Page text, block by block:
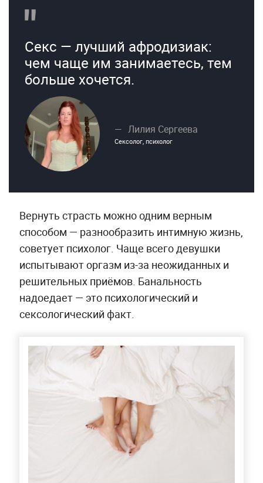
Секс — лучший афродизиак:
чем чаще им занимаетесь, тем
больше хочется.
Лилия Сергеева
Сексолог, психолог
Вернуть страсть можно одним верным
способом — разнообразить интимную жизнь,
советует психолог. Чаще всего девушки
испытывают оргазм из-за неожиданных и
решительных приёмов. Банальность
надоедает — это психологический и
сексологический факт.